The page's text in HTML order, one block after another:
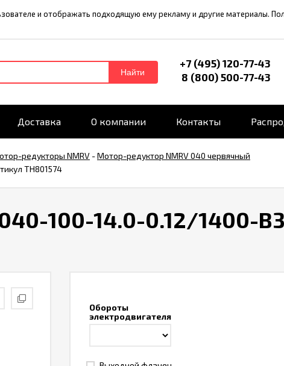
и отображать подходящую ему рекламу и другие материалы.
Найти
+7 (495) 120-77-43
8 (800) 500-77-43
Доставка О компании Контакты
редукторы NMRV -Мотор-редуктор NMRV 040 червячный
TH801574
100-14.0-0.12/1400-
Обороты
электродвигателя